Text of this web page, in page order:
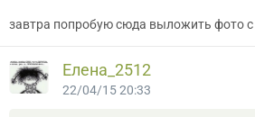
завтра попробую сюда выложить фото
Елена_2512
22/04/15 20:33